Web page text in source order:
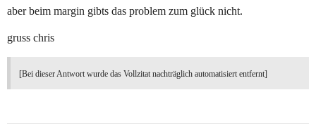
aber beim margin gibts das problem zum glück nicht.
gruss chris
[Bei dieser Antwort wurde das Vollzitat nachträglich automatisiert entfernt]